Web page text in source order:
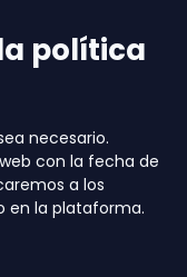
política
necesario.
con la fecha de
a los
en la plataforma.